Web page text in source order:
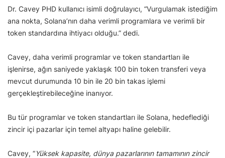
Dr. Cavey PHD kullanıcı isimli doğrulayıcı, “Vurgulamak istediğim
ana nokta, Solana’nın daha verimli programlara ve verimli bir
token standardına ihtiyacı olduğu.” dedi.
Cavey, daha verimli programlar ve token standartları ile
işlenirse, ağın saniyede yaklaşık 100 bin token transferi veya
mevcut durumunda 10 bin ile 20 bin takas işlemi
gerçekleştirebileceğine inanıyor.
Bu tür programlar ve token standartları ile Solana, hedeflediği
zincir içi pazarlar için temel altyapı haline gelebilir.
Cavey, “Yüksek kapasite, dünya pazarlarının tamamının zincir